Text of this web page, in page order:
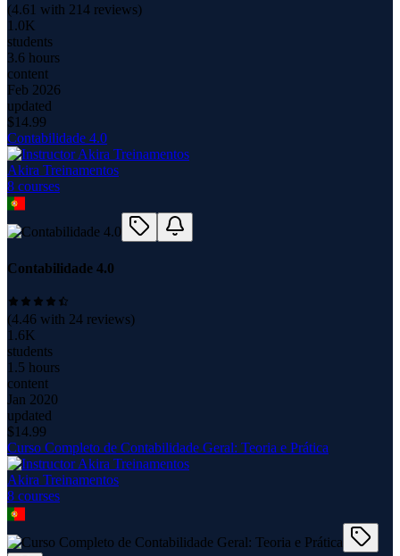
(4.61 with 214 reviews)
1.0K
students
3.6 hours
content
Feb 2026
updated
$14.99
Contabilidade 4.0
Akira Treinamentos
8 courses
Contabilidade 4.0
(4.46 with 24 reviews)
1.6K
students
1.5 hours
content
Jan 2020
updated
$14.99
Curso Completo de Contabilidade Geral: Teoria e Prática
Akira Treinamentos
8 courses